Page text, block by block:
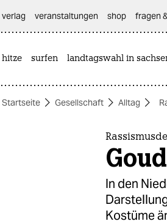
themen
verlag
veranstaltungen shop fragen
hitze surfen landtagswahl in
Startseite Gesellschaft Alltag
In den
Kostüme